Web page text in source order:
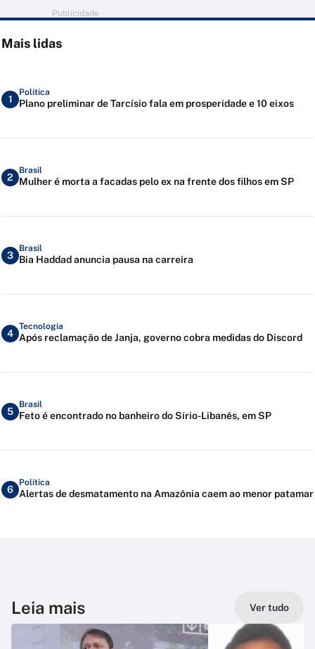
Publicidade
Mais lidas
1
Política
Plano preliminar de Tarcísio fala em prosperidade e 10 eixos
2
Brasil
Mulher é morta a facadas pelo ex na frente dos filhos em SP
3
Brasil
Bia Haddad anuncia pausa na carreira
4
Tecnologia
Após reclamação de Janja, governo cobra medidas do Discord
5
Brasil
Feto é encontrado no banheiro do Sírio-Libanês, em SP
6
Política
Alertas de desmatamento na Amazônia caem ao menor patamar
Leia mais Ver tudo